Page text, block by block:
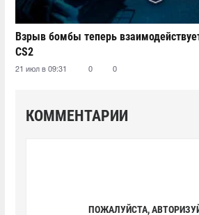
Взрыв бомбы теперь
CS2
21 июл в 09:31 0 0
КОММЕНТАРИИ
ПОЖАЛУЙСТА,